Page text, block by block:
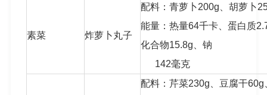
素菜 炸萝卜丸子
配料：青萝卜200g、胡萝卜
能量：热量64千卡、蛋白质
化合物15.8g、钠
142毫克
配料：芹菜230g、豆腐干60g